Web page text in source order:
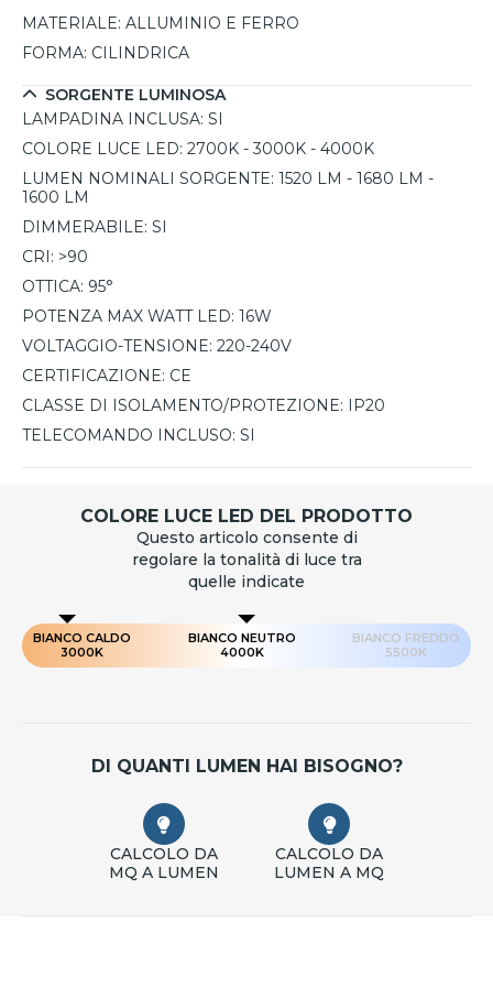
MATERIALE: ALLUMINIO E FERRO
FORMA: CILINDRICA
SORGENTE LUMINOSA
LAMPADINA INCLUSA: SI
COLORE LUCE LED: 2700K - 3000K - 4000K
LUMEN NOMINALI SORGENTE: 1520 LM - 1680 LM -
1600 LM
DIMMERABILE: SI
CRI: >90
OTTICA: 95°
POTENZA MAX WATT LED: 16W
VOLTAGGIO-TENSIONE: 220-240V
CERTIFICAZIONE: CE
CLASSE DI ISOLAMENTO/PROTEZIONE:
IP20
TELECOMANDO INCLUSO: SI
COLORE LUCE LED DEL PRODOTTO
Questo articolo consente di
regolare la tonalità di luce tra
quelle indicate
BIANCO CALDO
3000K
BIANCO NEUTRO
4000K
BIANCO FREDDO
5500K
DI QUANTI LUMEN HAI BISOGNO?
CALCOLO DA
MQ A LUMEN
CALCOLO DA
LUMEN A MQ